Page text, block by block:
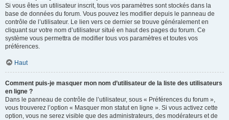
Si vous êtes un utilisateur inscrit, tous vos paramètres sont stockés dans la
base de données du forum. Vous pouvez les modifier depuis le panneau de
contrôle de l’utilisateur. Le lien vers ce dernier se trouve généralement en
cliquant sur votre nom d’utilisateur situé en haut des pages du forum. Ce
système vous permettra de modifier tous vos paramètres et toutes vos
préférences.
Haut
Comment puis-je masquer mon nom d’utilisateur de la liste des utilisateurs
en ligne ?
Dans le panneau de contrôle de l’utilisateur, sous « Préférences du forum »,
vous trouverez l’option « Masquer mon statut en ligne ». Si vous activez cette
option, vous ne serez visible que des administrateurs, des modérateurs et de